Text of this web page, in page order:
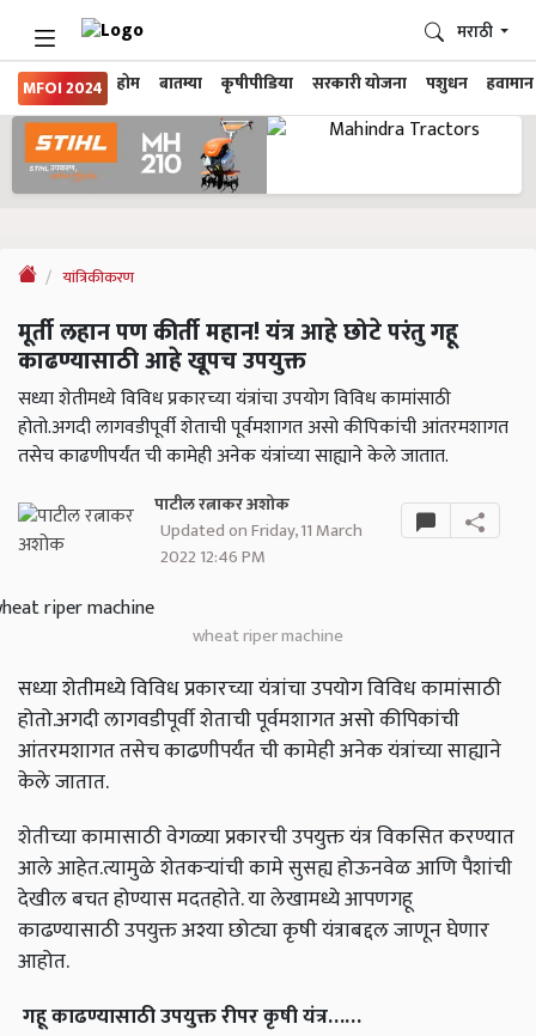
MFOI 2024 होम बातम्या कृषीपीडिया सरकारी योजना पशुधन हवामान
मराठी
यांत्रिकीकरण
मूर्ती लहान पण कीर्ती महान! यंत्र आहे छोटे परंतु गहू
काढण्यासाठी आहे खूपच उपयुक्त
सध्या शेतीमध्ये विविध प्रकारच्या यंत्रांचा उपयोग विविध कामांसाठी
होतो.अगदी लागवडीपूर्वी शेताची पूर्वमशागत असो कीपिकांची आंतरमशागत
तसेच काढणीपर्यंत ची कामेही अनेक यंत्रांच्या साह्याने केले जातात.
पाटील रत्नाकर अशोक
Updated on Friday, 11 March
2022 12:46 PM
wheat riper machine
सध्या शेतीमध्ये विविध प्रकारच्या यंत्रांचा उपयोग विविध कामांसाठी
होतो.अगदी लागवडीपूर्वी शेताची पूर्वमशागत असो कीपिकांची
आंतरमशागत तसेच काढणीपर्यंत ची कामेही अनेक यंत्रांच्या साह्याने
केले जातात.
शेतीच्या कामासाठी वेगळ्या प्रकारची उपयुक्त यंत्र विकसित करण्यात
आले आहेत.त्यामुळे शेतकऱ्यांची कामे सुसह्य होऊनवेळ आणि पैशांची
देखील बचत होण्यास मदतहोते. या लेखामध्ये आपणगहू
काढण्यासाठी उपयुक्त अश्या छोट्या कृषी यंत्राबद्दल जाणून घेणार
आहोत.
गहू काढण्यासाठी उपयुक्त रीपर कृषी यंत्र……